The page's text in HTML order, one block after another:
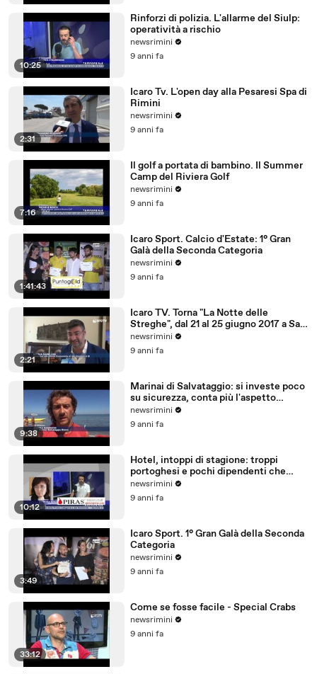
10:25
Rinforzi di polizia. L'allarme del Siulp:
operatività a rischio
newsrimini
9 anni fa
2:31
Icaro Tv. L'open day alla Pesaresi Spa di
Rimini
newsrimini
9 anni fa
7:16
Il golf a portata di bambino. Il Summer
Camp del Riviera Golf
newsrimini
9 anni fa
1:41:43
Icaro Sport. Calcio d'Estate: 1° Gran
Galà della Seconda Categoria
newsrimini
9 anni fa
2:21
Icaro TV. Torna "La Notte delle
Streghe", dal 21 al 25 giugno 2017 a San
Giovanni in M
newsrimini
9 anni fa
9:38
Marinai di Salvataggio: si investe poco
su sicurezza, conta più l'aspetto
economico
newsrimini
9 anni fa
10:12
Hotel, intoppi di stagione: troppi
portoghesi e pochi dipendenti che
parlano tedesco
newsrimini
9 anni fa
3:49
Icaro Sport. 1° Gran Galà della Seconda
Categoria
newsrimini
9 anni fa
33:12
Come se fosse facile - Special Crabs
newsrimini
9 anni fa